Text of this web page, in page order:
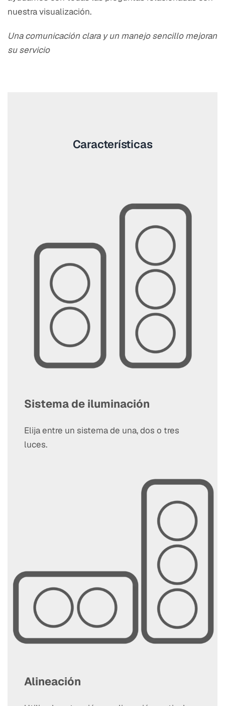
nuestra visualización.
Una comunicación clara y un manejo sencillo mejoran
su servicio
Características
Sistema de iluminación
Elija entre un sistema de una, dos o tres
luces.
Alineación